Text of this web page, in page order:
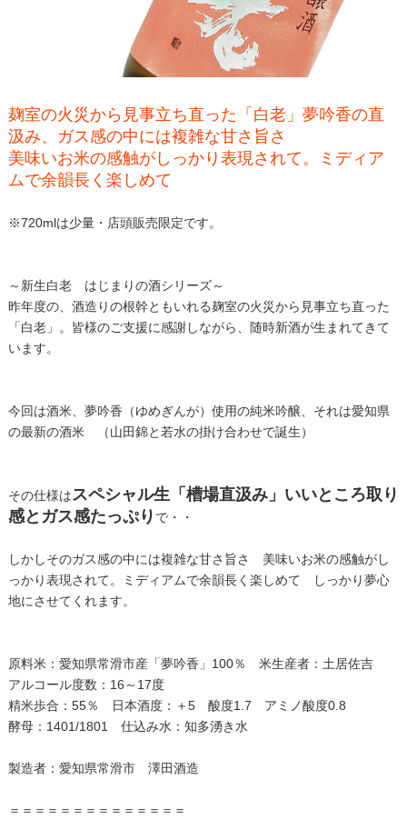
麹室の火災から見事立ち直った「白老」夢吟香の直
汲み、ガス感の中には複雑な甘さ旨さ
美味いお米の感触がしっかり表現されて。ミディア
ムで余韻長く楽しめて
※720mlは少量・店頭販売限定です。
～新生白老 はじまりの酒シリーズ～
昨年度の、酒造りの根幹ともいれる麹室の火災から見事立ち直った
「白老」。皆様のご支援に感謝しながら、随時新酒が生まれてきて
います。
今回は酒米、夢吟香（ゆめぎんが）使用の純米吟醸、それは愛知県
の最新の酒米 （山田錦と若水の掛け合わせで誕生）
その仕様はスペシャル生「槽場直汲み」いいところ取り
感とガス感たっぷり で・・
しかしそのガス感の中には複雑な甘さ旨さ 美味いお米の感触がし
っかり表現されて。ミディアムで余韻長く楽しめて しっかり夢心
地にさせてくれます。
原料米：愛知県常滑市産「夢吟香」100％ 米生産者：土居佐吉
アルコール度数：16～17度
精米歩合：55％ 日本酒度：＋5 酸度1.7 アミノ酸度0.8
酵母：1401/1801 仕込み水：知多湧き水
製造者：愛知県常滑市 澤田酒造
＝＝＝＝＝＝＝＝＝＝＝＝＝＝